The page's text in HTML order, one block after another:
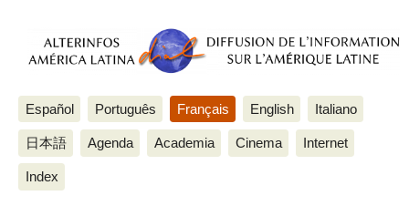
Español Português Français English Italiano
日本語 Agenda Academia Cinema Internet
Index